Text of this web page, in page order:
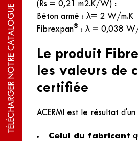
TÉLÉCHARGER NOTRE CATALOGUE
(Rs = 0,21 m2.K/W) :
Béton armé : λ= 2 W/m.K
Fibrexpan® : λ = 0,038 W/
Le produit
les valeurs de
certifiée
ACERMI est le résultat
Celui du fabricant